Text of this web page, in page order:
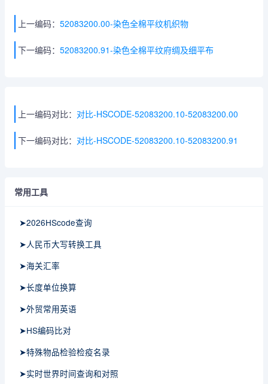
上一编码： 52083200.00-染色全棉平纹机织物
下一编码： 52083200.91-染色全棉平纹府绸及细平布
上一编码对比： 对比-HSCODE-52083200.10-52083200.00
下一编码对比： 对比-HSCODE-52083200.10-52083200.91
常用工具
➤2026HScode查询
➤人民币大写转换工具
➤海关汇率
➤长度单位换算
➤外贸常用英语
➤HS编码比对
➤特殊物品检验检疫名录
➤实时世界时间查询和对照